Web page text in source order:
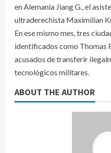
en Alemania Jiang G., el
ultraderechista Maximilian
En ese mismo mes, tres
identificados como Thomas
acusados de transferir
tecnológicos militares.
ABOUT THE AUTHOR